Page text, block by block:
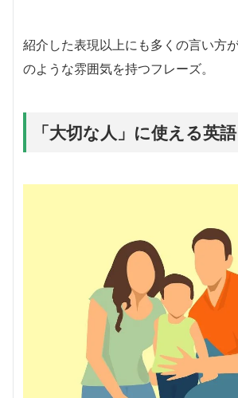
紹介した表現以上にも多くの言い方
のような雰囲気を持つフレーズ。
「大切な人」に使える英